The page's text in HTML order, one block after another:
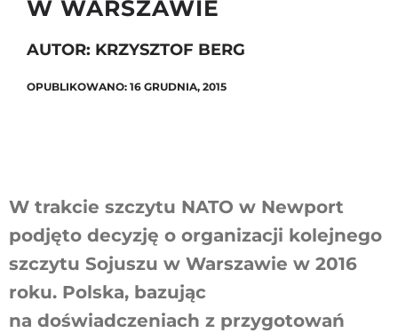
W WARSZAWIE
AUTOR: KRZYSZTOF BERG
OPUBLIKOWANO: 16 GRUDNIA, 2015
W trakcie szczytu NATO w Newport
podjęto decyzję o organizacji kolejnego
szczytu Sojuszu w Warszawie w 2016
roku. Polska, bazując
na doświadczeniach z przygotowań